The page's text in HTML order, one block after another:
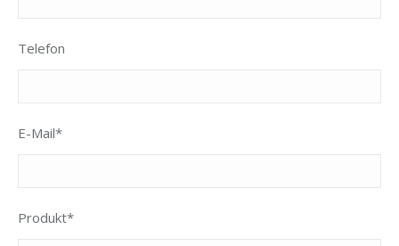
Telefon
E-Mail*
Produkt*